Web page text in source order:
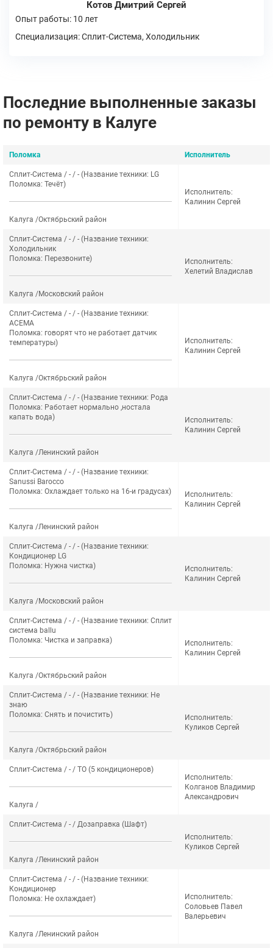
Котов Дмитрий Сергей
Опыт работы: 10 лет
Специализация: Сплит-Система, Холодильник
Последние выполненные заказы
по ремонту в Калуге
Поломка Исполнитель
Сплит-Система / - / - (Название техники: LG
Поломка: Течёт)
Калуга /Октябрьский район
Исполнитель:
Калинин Сергей
Сплит-Система / - / - (Название техники:
Холодильник
Поломка: Перезвоните)
Калуга /Московский район
Исполнитель:
Хелетий Владислав
Сплит-Система / - / - (Название техники:
ACEMA
Поломка: говорят что не работает датчик
температуры)
Калуга /Октябрьский район
Исполнитель:
Калинин Сергей
Сплит-Система / - / - (Название техники: Рода
Поломка: Работает нормально ,ностала
капать вода)
Калуга /Ленинский район
Исполнитель:
Калинин Сергей
Сплит-Система / - / - (Название техники:
Sanussi Barocco
Поломка: Охлаждает только на 16-и градусах)
Калуга /Ленинский район
Исполнитель:
Калинин Сергей
Сплит-Система / - / - (Название техники:
Кондиционер LG
Поломка: Нужна чистка)
Калуга /Московский район
Исполнитель:
Калинин Сергей
Сплит-Система / - / - (Название техники: Сплит
система ballu
Поломка: Чистка и заправка)
Калуга /Октябрьский район
Исполнитель:
Калинин Сергей
Сплит-Система / - / - (Название техники: Не
знаю
Поломка: Снять и почистить)
Калуга /Октябрьский район
Исполнитель:
Куликов Сергей
Сплит-Система / - / ТО (5 кондиционеров)
Калуга /
Исполнитель:
Колганов Владимир
Александрович
Сплит-Система / - / Дозаправка (Шафт)
Калуга /Ленинский район
Исполнитель:
Куликов Сергей
Сплит-Система / - / - (Название техники:
Кондиционер
Поломка: Не охлаждает)
Калуга /Ленинский район
Исполнитель:
Соловьев Павел
Валерьевич